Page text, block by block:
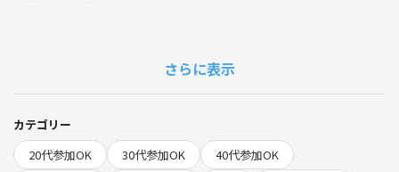
冷房完備のコートなので、暑い日でも快適にプレーできます！ ＊冷房
バレー後に近くの居酒屋へ飲みに行きますので、そちらもご予定よろし
ければぜひ！
＊直前のご連絡ですと、居酒屋の混み具合で、参加不可な恐れがありま
さらに表示
カテゴリー
20代参加OK
30代参加OK
40代参加OK